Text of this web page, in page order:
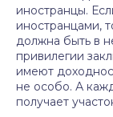
иностранцы.
иностранцами,
должна быть в
привилегии
имеют
не особо. А
получает